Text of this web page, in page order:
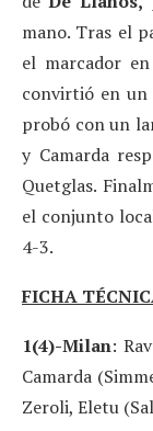
mano. Tras el
el marcador
convirtió en un
probó con un
y Camarda
Quetglas.
el conjunto
4-3.
FICHA
1(4)-Milan:
Camarda
Zeroli, Eletu